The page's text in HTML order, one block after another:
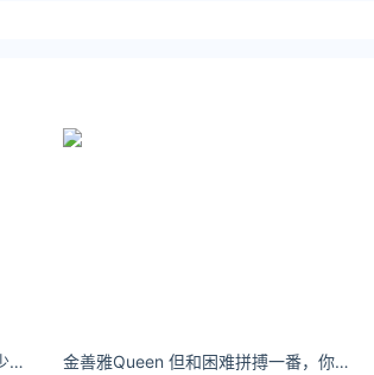
唐艺昕内衣代言人小清新甜美 元气少女活动照图片 金善雅Queen 但和困难拼搏一番，你会觉得困难不过如此。